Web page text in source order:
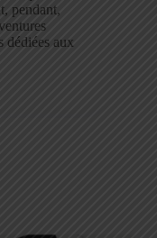
pendant,
dédiées aux